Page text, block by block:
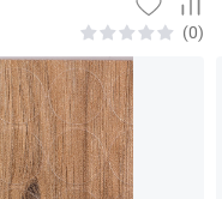
(0)